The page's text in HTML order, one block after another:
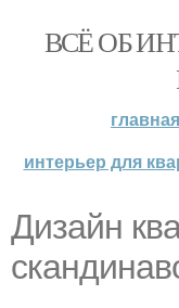
ВСЁ ОБ
главная
интерьер для
Дизайн